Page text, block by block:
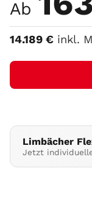
Ab
14.189 € inkl.
Limbächer
Jetzt